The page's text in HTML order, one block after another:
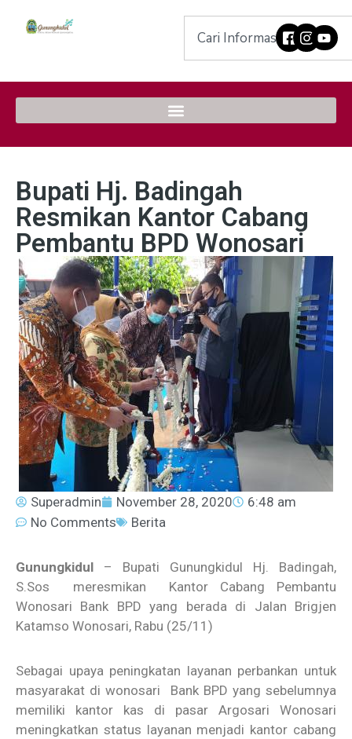
Bupati Hj. Badingah
Resmikan Kantor Cabang
Pembantu BPD Wonosari
Superadmin November 28, 2020
6:48 am
No Comments
Berita
Gunungkidul – Bupati Gunungkidul Hj. Badingah,
S.Sos meresmikan Kantor Cabang Pembantu
Wonosari Bank BPD yang berada di Jalan Brigjen
Katamso Wonosari, Rabu (25/11)
Sebagai upaya peningkatan layanan perbankan untuk
masyarakat di wonosari Bank BPD yang sebelumnya
memiliki kantor kas di pasar Argosari Wonosari
meningkatkan status layanan menjadi kantor cabang